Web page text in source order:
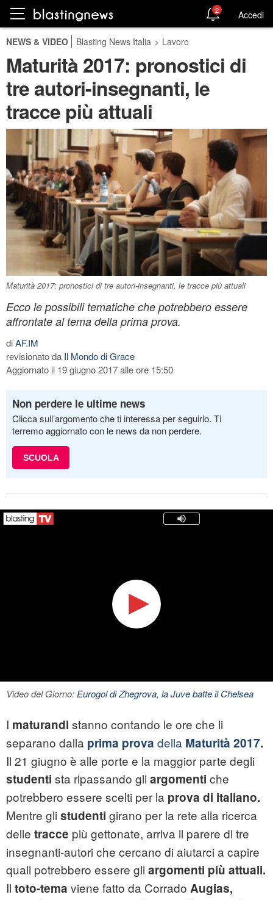
2 Accedi
NEWS & VIDEO Blasting News Italia > Lavoro
Maturità 2017: pronostici di
tre autori-insegnanti, le
tracce più attuali
Maturità 2017: pronostici di tre autori-insegnanti, le tracce più attuali
Ecco le possibili tematiche che potrebbero essere
affrontate al tema della prima prova.
diAF.IM
revisionato da Il Mondo di Grace
Aggiornato il 19 giugno 2017 alle ore 15:50
Non perdere le ultime news
Clicca sull’argomento che ti interessa per seguirlo. Ti
terremo aggiornato con le news da non perdere.
SCUOLA
Video del Giorno:Eurogol di Zhegrova, la Juve batte il Chelsea
I maturandi stanno contando le ore che li
separano dalla prima prova della Maturità 2017.
Il 21 giugno è alle porte e la maggior parte degli
studenti sta ripassando gli argomenti che
potrebbero essere scelti per la prova di italiano.
Mentre gli studenti girano per la rete alla ricerca
delle tracce più gettonate, arriva il parere di tre
insegnanti-autori che cercano di aiutarci a capire
quali potrebbero essere gli argomenti più attuali.
Il toto-tema viene fatto da Corrado Augias,